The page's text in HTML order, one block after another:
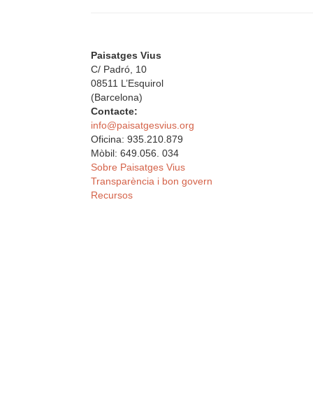
Paisatges Vius
C/ Padró, 10
08511 L’Esquirol
(Barcelona)
Contacte:
info@paisatgesvius.org
Oficina: 935.210.879
Mòbil: 649.056. 034
Sobre Paisatges Vius
Transparència i bon govern
Recursos